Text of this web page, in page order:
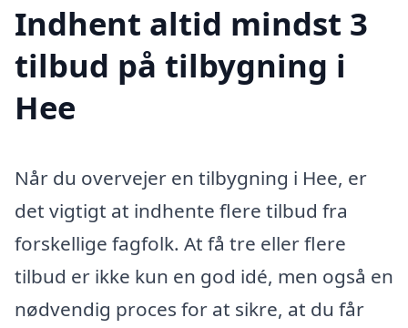
Indhent altid mindst 3
tilbud på tilbygning i
Hee
Når du overvejer en tilbygning i Hee, er
det vigtigt at indhente flere tilbud fra
forskellige fagfolk. At få tre eller flere
tilbud er ikke kun en god idé, men også en
nødvendig proces for at sikre, at du får